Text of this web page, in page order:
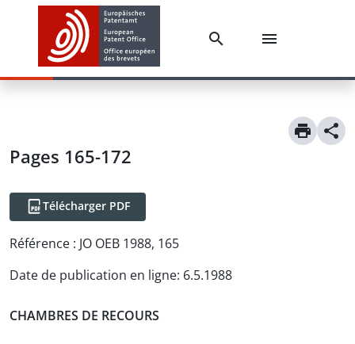
Pages 165-172
Télécharger PDF
Référence : JO OEB 1988, 165
Date de publication en ligne: 6.5.1988
CHAMBRES DE RECOURS